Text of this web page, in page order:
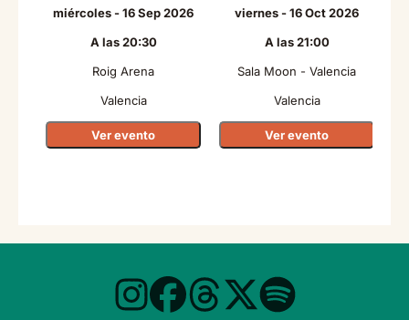
miércoles - 16 Sep 2026
A las 20:30
Roig Arena
Valencia
Ver evento
viernes - 16 Oct 2026
A las 21:00
Sala Moon - Valencia
Valencia
Ver evento